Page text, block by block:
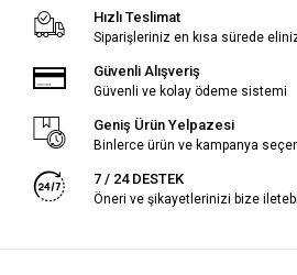
Hızlı Teslimat
Siparişleriniz en kısa sürede
Güvenli Alışveriş
Güvenli ve kolay ödeme sistemi
Geniş Ürün Yelpazesi
Binlerce ürün ve kampanya
7 / 24 DESTEK
Öneri ve şikayetlerinizi bize